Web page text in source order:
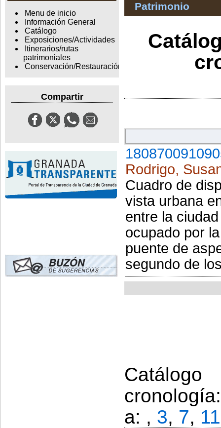
Menu de inicio
Información General
Catálogo
Exposiciones/Actividades
Itinerarios/rutas
patrimoniales
Conservación/Restauración
Compartir
Patrimonio
Rodrigo,
Cuadro de
vista urbana
entre la
ocupado por
puente de
segundo de
a: , 3, 7, 11